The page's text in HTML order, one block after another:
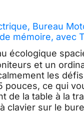
Bureau
mémoire, avec
75 cm)
écologique
et un
les
ce qui
de la table à la
clavier sur le